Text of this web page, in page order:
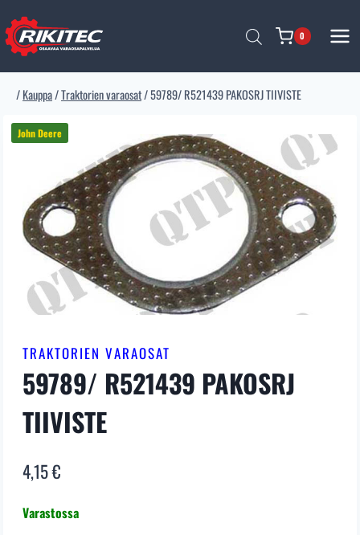
sisältöön
0
/Kauppa/Traktorien varaosat/59789/ R521439 PAKOSRJ TIIVISTE
TRAKTORIEN VARAOSAT
59789/ R521439 PAKOSRJ
TIIVISTE
4,15€
Varastossa